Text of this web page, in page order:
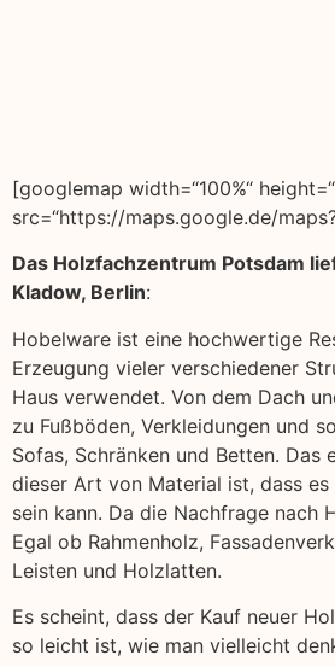
[googlemap width=“100%“
src=“https://maps.google.de/
Das Holzfachzentrum Potsdam
Kladow, Berlin:
Hobelware ist eine hochwertige
Erzeugung vieler verschiedener
Haus verwendet. Von dem Dach
zu Fußböden, Verkleidungen und
Sofas, Schränken und Betten. Das
dieser Art von Material ist, dass
sein kann. Da die Nachfrage nach
Egal ob Rahmenholz,
Leisten und Holzlatten.
Es scheint, dass der Kauf neuer
so leicht ist, wie man vielleicht